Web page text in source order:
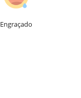
Engraçado